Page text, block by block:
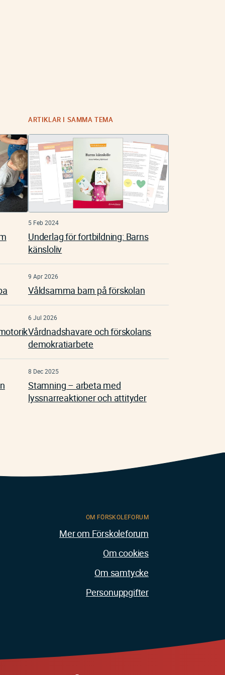
ARTIKLAR I SAMMA TEMA
5 Feb 2024
Underlag för fortbildning: Barns
känsloliv
9 Apr 2026
Våldsamma barn på förskolan
6 Jul 2026
Vårdnadshavare och förskolans
demokratiarbete
8 Dec 2025
Stamning – arbeta med
lyssnarreaktioner och attityder
OM FÖRSKOLEFORUM
Mer om Förskoleforum
Om cookies
Om samtycke
Personuppgifter